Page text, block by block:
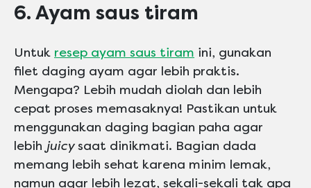
6. Ayam saus tiram
Untuk resep ayam saus tiram ini, gunakan
filet daging ayam agar lebih praktis.
Mengapa? Lebih mudah diolah dan lebih
cepat proses memasaknya! Pastikan untuk
menggunakan daging bagian paha agar
lebih juicysaat dinikmati. Bagian dada
memang lebih sehat karena minim lemak,
namun agar lebih lezat, sekali-sekali tak apa